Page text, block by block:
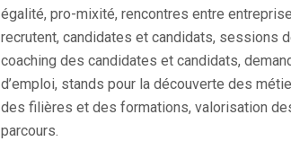
égalité, pro-mixité, rencontres entre
recrutent, candidates et candidats, sessions
coaching des candidates et candidats,
d’emploi, stands pour la découverte des
des filières et des formations, valorisation
parcours.